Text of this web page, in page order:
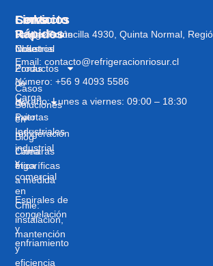
Soluciones
en
refrigeración
industrial
y
comercial
en
Chile:
instalación,
mantención
y
eficiencia
Servicios
Refrigeración
Industrial
Zonas
de
Carga
Puertas
Industriales
Cámaras
frigoríficas
a medida
Espirales de
congelación
y
enfriamiento
Links
Rápidos
Nosotros
Productos
Casos
de
éxito
Blog
Línea
ética
Contacto
Vargas Fontecilla 4930, Quinta Normal,
Chile
Email: contacto@refrigeracionriosur.cl
Número: +56 9 4093 5586
Horario: Lunes a viernes: 09:00 – 18:30